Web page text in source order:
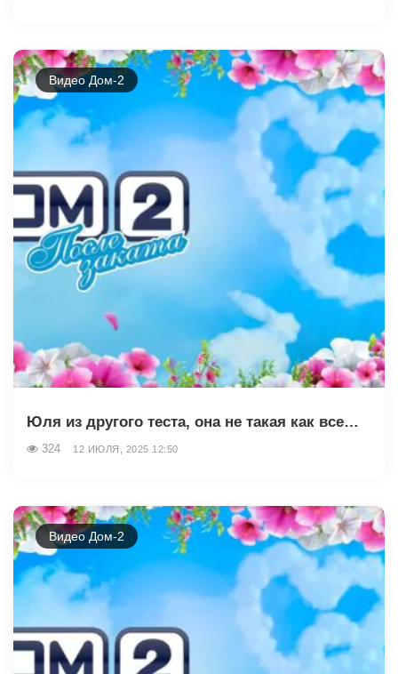
Видео Дом-2
Юля из другого теста, она не такая как все…
324 12 ИЮЛЯ, 2025 12:50
Видео Дом-2